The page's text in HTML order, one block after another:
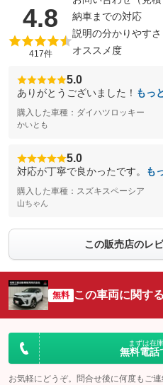
4.8 （5点満
417件
納車までの対応
説明の分かりやすさ
オススメ度
5.0
ありがとうございました！ もっ
購入した車種：ダイハツロッキー
かいとも
5.0
対応が丁寧で良かったです。 も
購入した車種：スズキスペーシア
山ちゃん
この販売店のレ
無料 この車両に関す
まずは在
無料電話
お気軽にどうぞ。問合せ後に何度もご